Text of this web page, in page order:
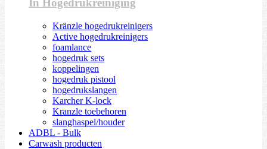
In Hogedrukreiniging
Kränzle hogedrukreinigers
Active hogedrukreinigers
foamlance
hogedruk sets
koppelingen
hogedruk pistool
hogedrukslangen
Karcher K-lock
Kranzle toebehoren
slanghaspel/houder
ADBL - Bulk
Carwash producten